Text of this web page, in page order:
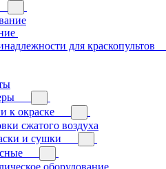
для краскопультов
к окраске
сжатого воздуха
и сушки